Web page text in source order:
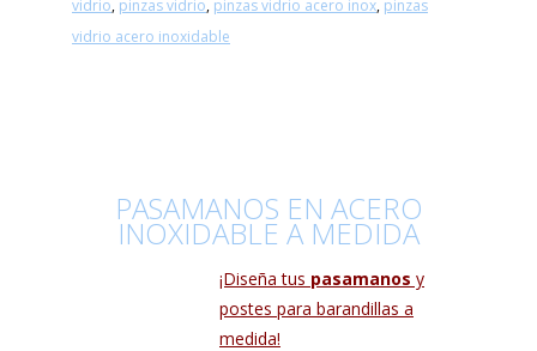
vidrio, pinzas vidrio, pinzas vidrio acero inox, pinzas
vidrio acero inoxidable
PASAMANOS EN ACERO
INOXIDABLE A MEDIDA
¡Diseña tus pasamanos y
postes para barandillas a
medida!